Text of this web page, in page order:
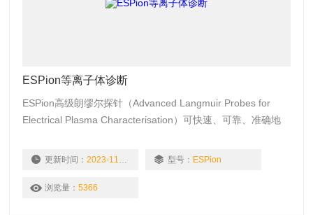
ESPion等离子体诊断
ESPion高级朗缪尔探针（Advanced Langmuir Probes for
Electrical Plasma Characterisation）可快速、可靠、准确地
更新时间：2023-11-22 型号： ESPion
浏览量：5366